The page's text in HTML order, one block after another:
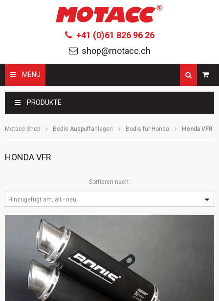
+41 (0)61 826 96 26
shop@motacc.ch
MENU Suchbegriffe
PRODUKTE
Motacc Shop Bodis Auspuffanlagen Bodis für Honda Honda VFR
HONDA VFR
Sortieren nach:
Hinzugefügt am, alt - neu